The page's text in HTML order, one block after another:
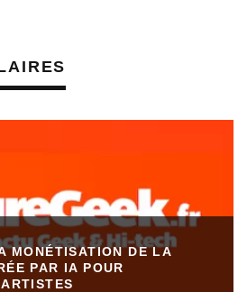
MONÉTISATION DE LA
PAR IA POUR